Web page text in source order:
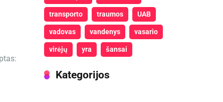
transporto traumos UAB
vadovas vandenys vasario
virėjų yra šansai
Kategorijos